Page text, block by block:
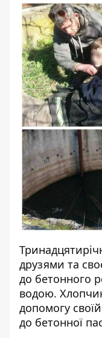
друзями та
до бетонного
водою.
допомогу
до бетонної